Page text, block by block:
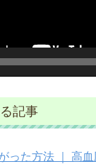
記事
った方法 ｜ 高